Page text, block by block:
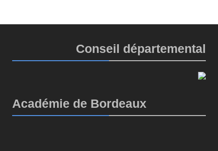
Conseil départemental
Académie de Bordeaux